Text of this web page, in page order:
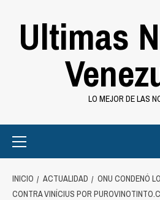
Ultimas
LO MEJOR DE LAS
Menu
INICIO ACTUALIDAD
ONU CONDENÓ
CONTRA VINÍCIUS POR